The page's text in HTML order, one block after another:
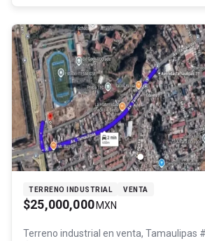
TERRENO INDUSTRIAL VENTA
$25,000,000 MXN
Terreno industrial en venta, Tamaulipas